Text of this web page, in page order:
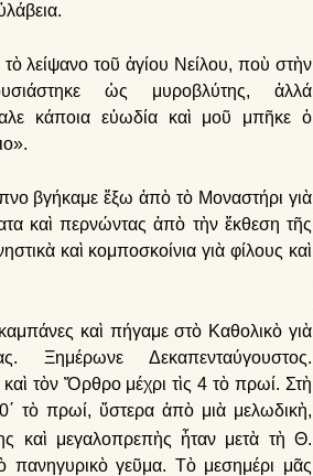
λείψανο τοῦ ἁγίου Νείλου, ποὺ στὴν
ὡς μυροβλύτης, ἀλλά
κάποια εὐωδία καὶ μοῦ μπῆκε ὁ
βγήκαμε ἔξω ἀπὸ τὸ Μοναστήρι γιὰ
καὶ περνώντας ἀπὸ τὴν ἔκθεση τῆς
καὶ κομποσκοίνια γιὰ φίλους καὶ
καὶ πήγαμε στὸ Καθολικὸ γιὰ
Ξημέρωνε Δεκαπενταύγουστος.
τὸν Ὄρθρο μέχρι τὶς 4 τὸ πρωί. Στὴ
τὸ πρωί, ὕστερα ἀπὸ μιὰ μελωδικὴ,
καὶ μεγαλοπρεπὴς ἦταν μετὰ τὴ Θ.
πανηγυρικὸ γεῦμα. Τὸ μεσημέρι μᾶς